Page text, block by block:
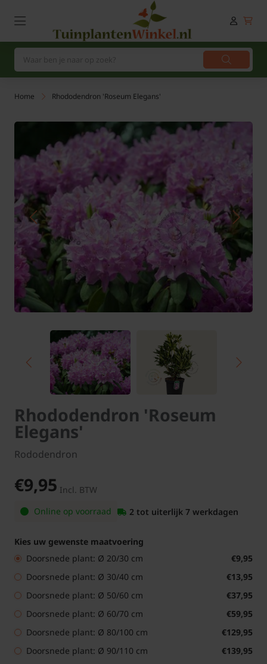
Home Rhododendron 'Roseum Elegans'
Rhododendron 'Roseum
Elegans'
Rododendron
€9,95 Incl. BTW
Online op voorraad
2 tot uiterlijk 7 werkdagen
Kies uw gewenste maatvoering
Doorsnede plant: Ø 20/30 cm
€9,95
Doorsnede plant: Ø 30/40 cm
€13,95
Doorsnede plant: Ø 50/60 cm
€37,95
Doorsnede plant: Ø 60/70 cm
€59,95
Doorsnede plant: Ø 80/100 cm
€129,95
Doorsnede plant: Ø 90/110 cm
€139,95